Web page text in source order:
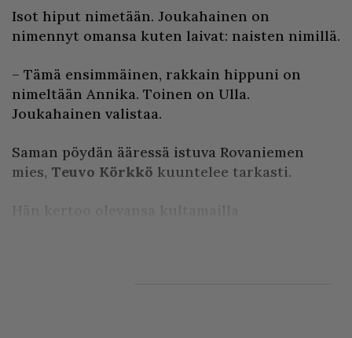
Isot hiput nimetään. Joukahainen on
nimennyt omansa kuten laivat: naisten nimillä.
– Tämä ensimmäinen, rakkain hippuni on
nimeltään Annika. Toinen on Ulla.
Joukahainen valistaa.
Saman pöydän ääressä istuva Rovaniemen
mies, Teuvo Körkkö kuuntelee tarkasti.